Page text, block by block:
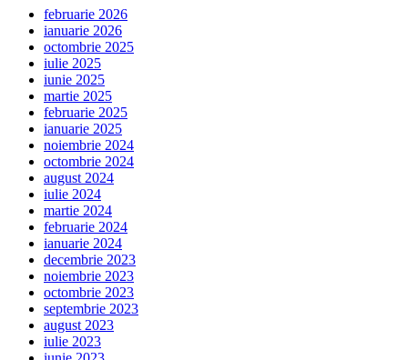
februarie 2026
ianuarie 2026
octombrie 2025
iulie 2025
iunie 2025
martie 2025
februarie 2025
ianuarie 2025
noiembrie 2024
octombrie 2024
august 2024
iulie 2024
martie 2024
februarie 2024
ianuarie 2024
decembrie 2023
noiembrie 2023
octombrie 2023
septembrie 2023
august 2023
iulie 2023